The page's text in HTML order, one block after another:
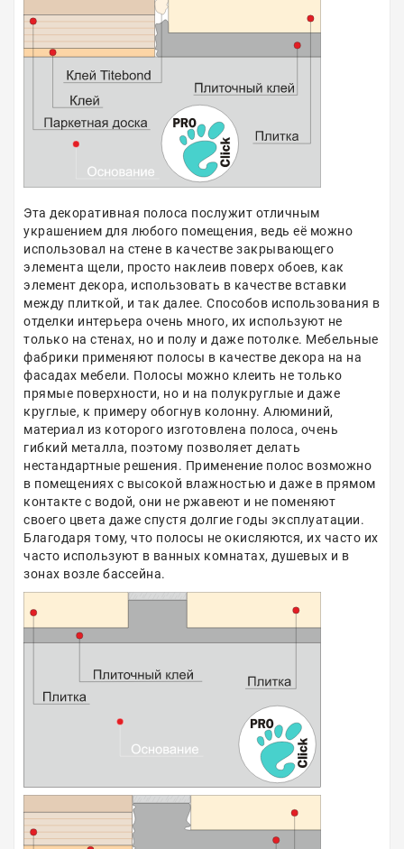
Эта декоративная полоса послужит отличным
украшением для любого помещения, ведь её можно
использовал на стене в качестве закрывающего
элемента щели, просто наклеив поверх обоев, как
элемент декора, использовать в качестве вставки
между плиткой, и так далее. Способов использования в
отделки интерьера очень много, их используют не
только на стенах, но и полу и даже потолке. Мебельные
фабрики применяют полосы в качестве декора на на
фасадах мебели. Полосы можно клеить не только
прямые поверхности, но и на полукруглые и даже
круглые, к примеру обогнув колонну. Алюминий,
материал из которого изготовлена полоса, очень
гибкий металла, поэтому позволяет делать
нестандартные решения. Применение полос возможно
в помещениях с высокой влажностью и даже в прямом
контакте с водой, они не ржавеют и не поменяют
своего цвета даже спустя долгие годы эксплуатации.
Благодаря тому, что полосы не окисляются, их часто их
часто используют в ванных комнатах, душевых и в
зонах возле бассейна.